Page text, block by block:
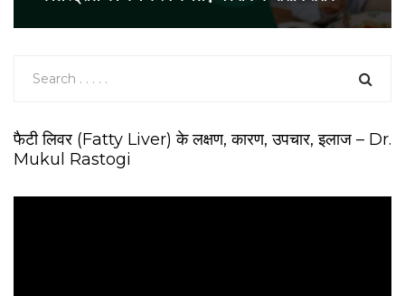
फैटी लिवर (Fatty Liver) के लक्षण, कारण, उपचार, इलाज – Dr.
Mukul Rastogi